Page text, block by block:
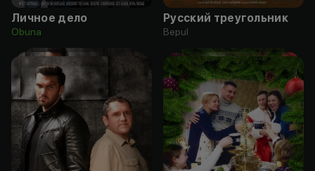
Личное дело
Obuna
Русский треугольник
Bepul